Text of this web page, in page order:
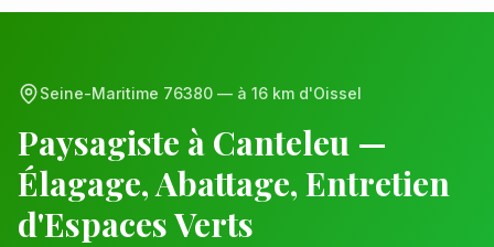
Seine-Maritime 76380 — à 16 km d'Oissel
Paysagiste à Canteleu —
Élagage, Abattage, Entretien
d'Espaces Verts